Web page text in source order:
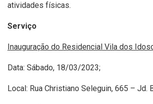
atividades físicas.
Serviço
Inauguração do Residencial Vila dos
Data: Sábado, 18/03/2023;
Local: Rua Christiano Seleguin, 665 – Jd.